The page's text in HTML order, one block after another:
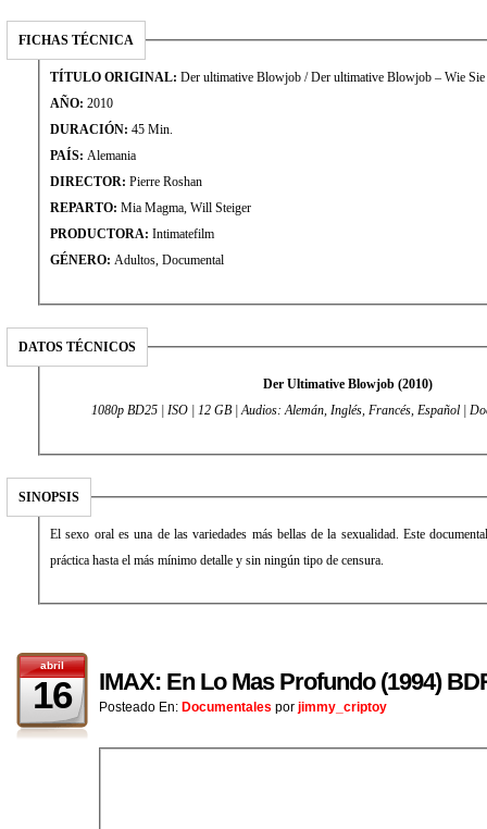
FICHAS TÉCNICA
TÍTULO ORIGINAL: Der ultimative Blowjob / Der ultimative Blowjob – Wie Sie
AÑO: 2010
DURACIÓN: 45 Min.
PAÍS: Alemania
DIRECTOR: Pierre Roshan
REPARTO: Mia Magma, Will Steiger
PRODUCTORA: Intimatefilm
GÉNERO: Adultos, Documental
DATOS TÉCNICOS
Der Ultimative Blowjob (2010)
1080p BD25 | ISO | 12 GB | Audios: Alemán, Inglés, Francés, Español |
SINOPSIS
El sexo oral es una de las variedades más bellas de la sexualidad. Este
práctica hasta el más mínimo detalle y sin ningún tipo de censura.
abril
16 IMAX: En Lo Mas Profundo (1994)
Posteado En: Documentales por jimmy_criptoy